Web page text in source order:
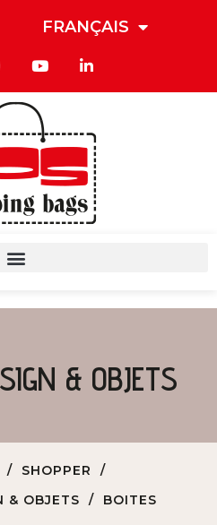
FRANÇAIS
& OBJETS
SHOPPER
& OBJETS
BOITES